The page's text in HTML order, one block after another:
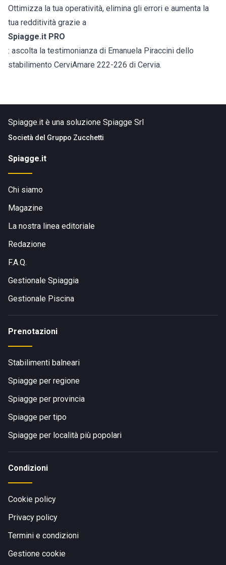
Ottimizza la tua operatività, elimina gli errori e aumenta la
tua redditività grazie a
Spiagge.it PRO
: ascolta la testimonianza di Emanuela Piraccini dello
stabilimento CerviAmare 222-226 di Cervia.
Spiagge.it è una soluzione Spiagge Srl
Società del Gruppo Zucchetti
Spiagge.it
Chi siamo
Magazine
La nostra linea editoriale
Redazione
F.A.Q.
Gestionale Spiaggia
Gestionale Piscina
Prenotazioni
Stabilimenti balneari
Spiagge per regione
Spiagge per provincia
Spiagge per tipo
Spiagge per località più popolari
Condizioni
Cookie policy
Privacy policy
Termini e condizioni
Gestione cookie